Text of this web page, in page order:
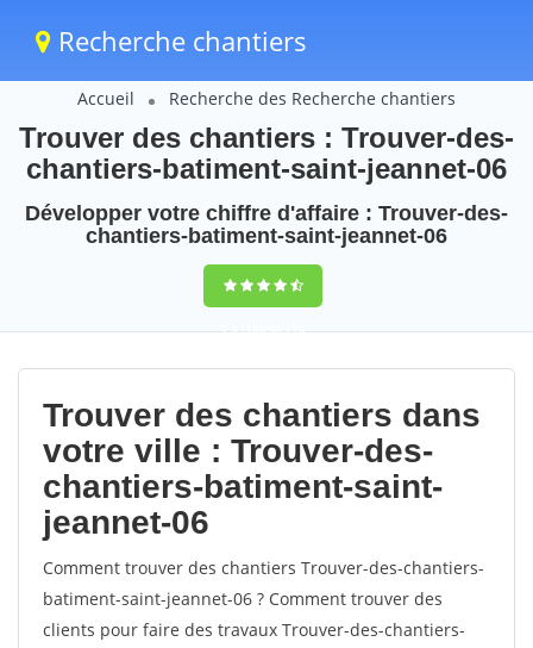
Recherche chantiers
Accueil Recherche des Recherche chantiers
Trouver des chantiers : Trouver-des-
chantiers-batiment-saint-jeannet-06
Développer votre chiffre d'affaire : Trouver-des-
chantiers-batiment-saint-jeannet-06
9,5(100%)110
votes
Trouver des chantiers dans
votre ville : Trouver-des-
chantiers-batiment-saint-
jeannet-06
Comment trouver des chantiers Trouver-des-chantiers-
batiment-saint-jeannet-06 ? Comment trouver des
clients pour faire des travaux Trouver-des-chantiers-